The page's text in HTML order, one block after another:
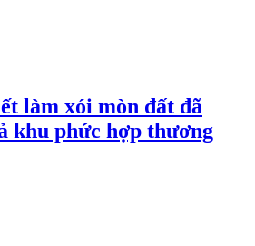
làm xói mòn đất đã
khu phức hợp thương